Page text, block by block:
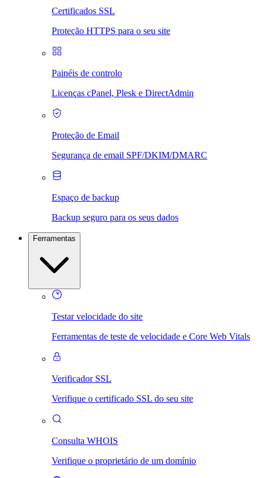
Certificados SSL
Proteção HTTPS para o seu site
Painéis de controlo
Licenças cPanel, Plesk e DirectAdmin
Proteção de Email
Segurança de email SPF/DKIM/DMARC
Espaço de backup
Backup seguro para os seus dados
Ferramentas
Testar velocidade do site
Ferramentas de teste de velocidade e Core Web Vitals
Verificador SSL
Verifique o certificado SSL do seu site
Consulta WHOIS
Verifique o proprietário de um domínio